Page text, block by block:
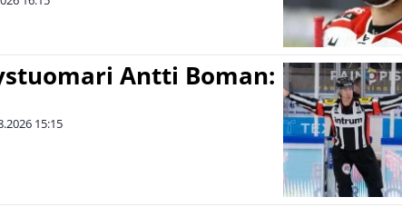
Antti Boman:
15:15